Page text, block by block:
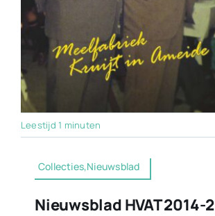
Leestijd 1 minuten
Collecties,Nieuwsblad
Nieuwsblad HVAT 2014-2